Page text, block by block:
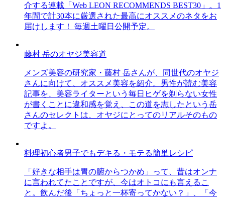
介する連載「Web LEON RECOMMENDS BEST30」。1
年間で計30本に厳選された最高にオススメのネタをお
届けします！ 毎週土曜日公開予定。
藤村 岳のオヤジ美容道
メンズ美容の研究家・藤村 岳さんが、同世代のオヤジ
さんに向けて、オススメ美容を紹介。男性が読む美容
記事を、美容ライターという毎日ヒゲを剃らない女性
が書くことに違和感を覚え、この道を志したという岳
さんのセレクトは、オヤジにとってのリアルそのもの
ですよ。
料理初心者男子でもデキる・モテる簡単レシピ
「好きな相手は胃の腑からつかめ」って、昔はオンナ
に言われてたことですが、今はオトコにも言えるこ
と。飲んだ後「ちょっと一杯寄ってかない？」、「今